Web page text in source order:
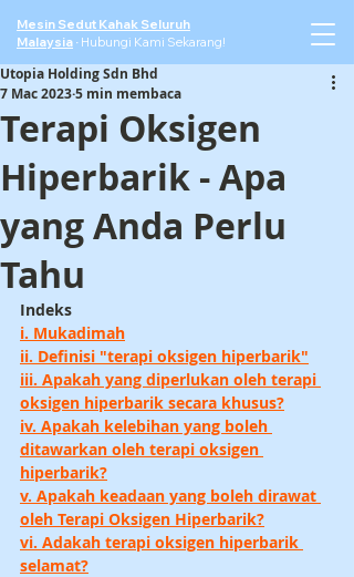
Mesin Sedut Kahak Seluruh
Malaysia · Hubungi Kami Sekarang!
Terapi Oksigen
Hiperbarik - Apa
yang Anda Perlu
Tahu
Utopia Holding Sdn Bhd
7 Mac 20235 min membaca
Indeks
i. Mukadimah
ii. Definisi "terapi oksigen hiperbarik"
iii. Apakah yang diperlukan oleh terapi
oksigen hiperbarik secara khusus?
iv. Apakah kelebihan yang boleh
ditawarkan oleh terapi oksigen
hiperbarik?
v. Apakah keadaan yang boleh dirawat
oleh Terapi Oksigen Hiperbarik?
vi. Adakah terapi oksigen hiperbarik
selamat?